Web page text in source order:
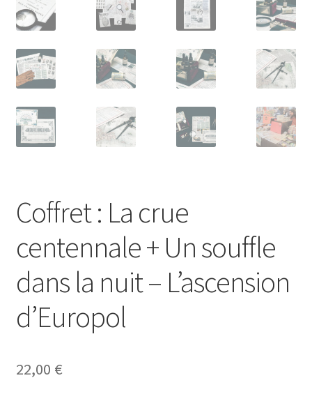
Coffret : La crue
centennale + Un souffle
dans la nuit – L’ascension
d’Europol
22,00 €